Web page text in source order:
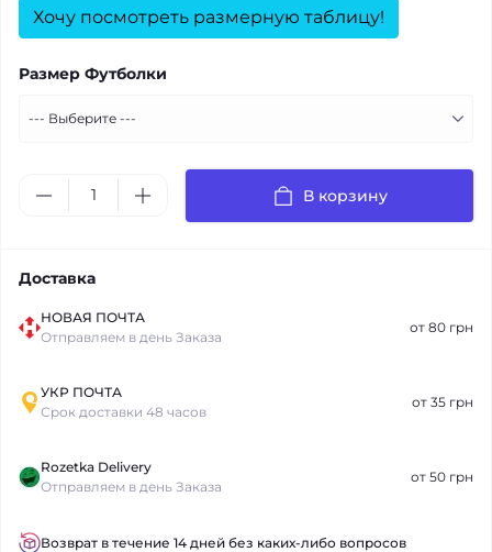
Хочу посмотреть размерную таблицу!
Размер Футболки
В корзину
Доставка
НОВАЯ ПОЧТА
Отправляем в день Заказа
от 80 грн
УКР ПОЧТА
Срок доставки 48 часов
от 35 грн
Rozetka Delivery
Отправляем в день Заказа
от 50 грн
Возврат в течение 14 дней без каких-либо вопросов